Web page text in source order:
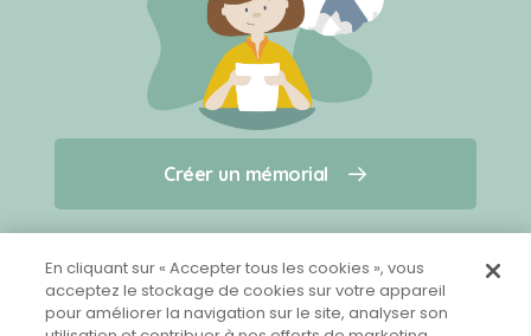
Créer un mémorial
Qui sommes-nous ?
Nous contacter
Créer un mémorial
En cliquant sur « Accepter tous les cookies », vous
acceptez le stockage de cookies sur votre appareil
pour améliorer la navigation sur le site, analyser son